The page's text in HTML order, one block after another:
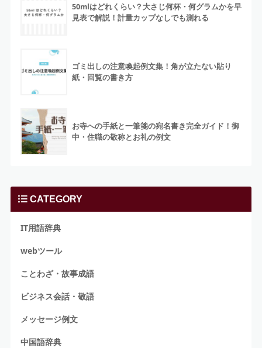
50mlはどれくらい？大さじ何杯・何グラムかを早
見表で解説！計量カップなしでも測れる
ゴミ出しの注意喚起例文集！角が立たない貼り
紙・回覧の書き方
お寺への手紙と一筆箋の宛名書き完全ガイド！御
中・住職の敬称とお礼の例文
CATEGORY
IT用語辞典
webツール
ことわざ・故事成語
ビジネス会話・敬語
メッセージ例文
中国語辞典